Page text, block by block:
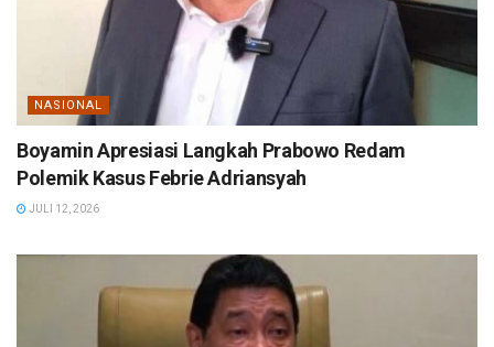
NASIONAL
Boyamin Apresiasi Langkah Prabowo Redam
Polemik Kasus Febrie Adriansyah
JULI 12, 2026